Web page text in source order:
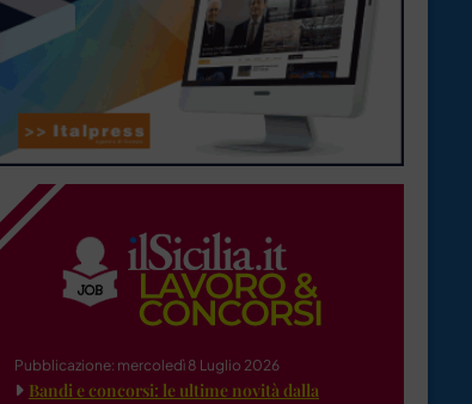
Pubblicazione: mercoledì 8 Luglio 2026
Bandi e concorsi: le ultime novità dalla